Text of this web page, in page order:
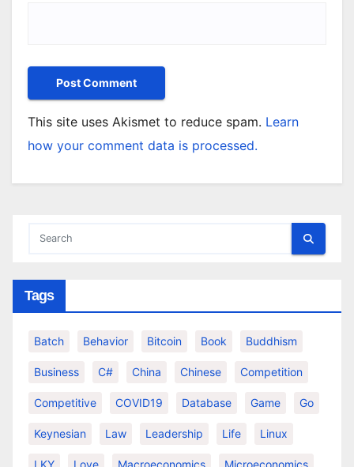
This site uses Akismet to reduce spam. Learn
how your comment data is processed.
Tags
Batch Behavior Bitcoin Book Buddhism
Business C# China Chinese Competition
Competitive COVID19 Database Game Go
Keynesian Law Leadership Life Linux